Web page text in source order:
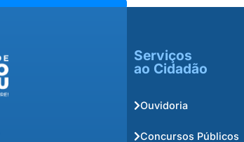
Serviços
ao Cidadão
Ouvidoria
Concursos Públicos